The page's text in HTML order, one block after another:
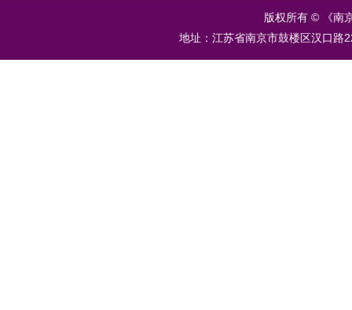
版权所有 © 《南
地址：江苏省南京市鼓楼区汉口